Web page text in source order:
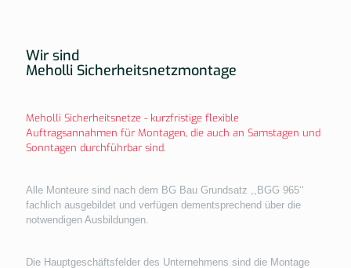
Wir sind
Meholli Sicherheitsnetzmontage
Meholli Sicherheitsnetze - kurzfristige flexible
Auftragsannahmen für Montagen, die auch an Samstagen und
Sonntagen durchführbar sind.
Alle Monteure sind nach dem BG Bau Grundsatz ,,BGG 965‘‘
fachlich ausgebildet und verfügen dementsprechend über die
notwendigen Ausbildungen.
Die Hauptgeschäftsfelder des Unternehmens sind die Montage